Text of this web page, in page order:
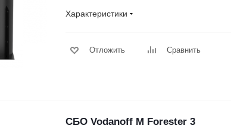
Характеристики
Отложить Сравнить
СБО Vodanoff M Forester 3